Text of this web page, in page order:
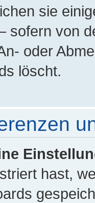
sie
sofern von
oder
löscht.
hast,